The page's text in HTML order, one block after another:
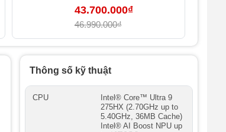
43.700.000₫
46.990.000₫
Thông số kỹ thuật
CPU
Intel® Core™ Ultra 9
275HX (2.70GHz up to
5.40GHz, 36MB Cache)
Intel® AI Boost NPU up